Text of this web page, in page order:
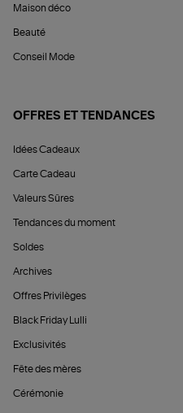
Maison déco
Beauté
Conseil Mode
OFFRES ET TENDANCES
Idées Cadeaux
Carte Cadeau
Valeurs Sûres
Tendances du moment
Soldes
Archives
Offres Privilèges
Black Friday Lulli
Exclusivités
Fête des mères
Cérémonie